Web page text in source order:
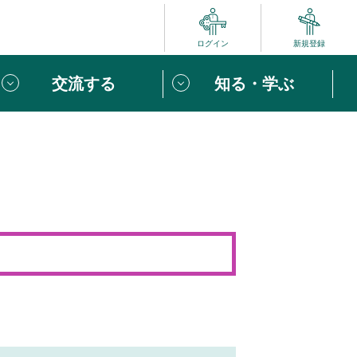
ログイン 新規登録
めての方へ
けたい６つのこと
交流する 知る・学ぶ
ュー
の一歩